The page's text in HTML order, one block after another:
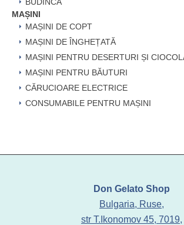
MAȘINI
MAȘINI DE COPT
MAȘINI DE ÎNGHEȚATĂ
MAȘINI PENTRU DESERTURI ȘI
MAȘINI PENTRU BĂUTURI
CĂRUCIOARE ELECTRICE
CONSUMABILE PENTRU MAȘINI
Don Gelato Shop
Bulgaria, Ruse,
str T.Ikonomov 45, 7019,